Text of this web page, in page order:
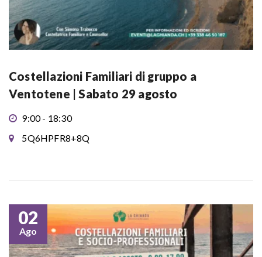
Costellazioni Familiari di gruppo a
Ventotene | Sabato 29 agosto
9:00 - 18:30
5Q6HPFR8+8Q
02
Ago